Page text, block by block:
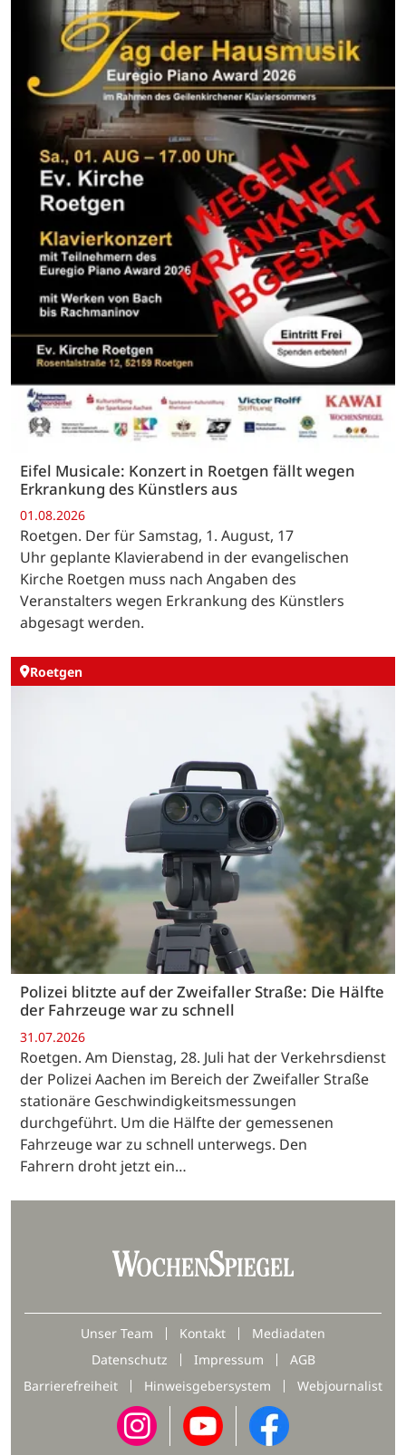
Eifel Musicale: Konzert in Roetgen fällt wegen
Erkrankung des Künstlers aus
01.08.2026
Roetgen. Der für Samstag, 1. August, 17
Uhr geplante Klavierabend in der evangelischen
Kirche Roetgen muss nach Angaben des
Veranstalters wegen Erkrankung des Künstlers
abgesagt werden.
Roetgen
Polizei blitzte auf der Zweifaller Straße: Die Hälfte
der Fahrzeuge war zu schnell
31.07.2026
Roetgen. Am Dienstag, 28. Juli hat der Verkehrsdienst
der Polizei Aachen im Bereich der Zweifaller Straße
stationäre Geschwindigkeitsmessungen
durchgeführt. Um die Hälfte der gemessenen
Fahrzeuge war zu schnell unterwegs. Den
Fahrern droht jetzt ein…
Unser Team Kontakt
Mediadaten
Datenschutz
Impressum
AGB
Barrierefreiheit
Hinweisgebersystem Webjournalist